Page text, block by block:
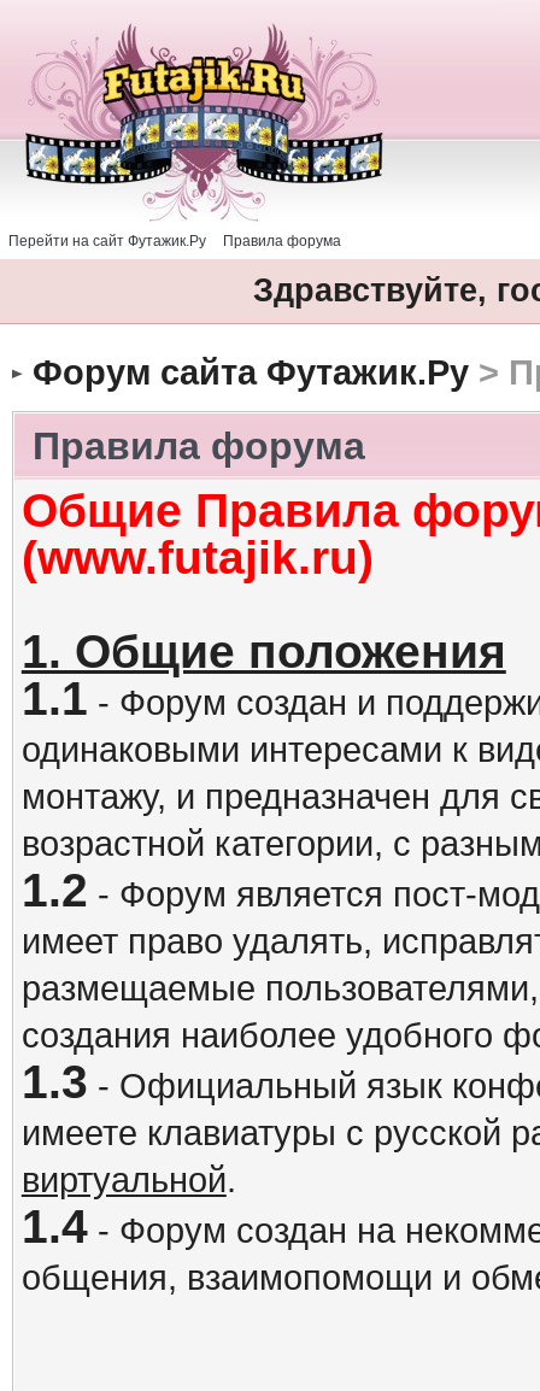
Перейти на сайт Футажик.Ру Правила форума
Здравствуйте,
Форум сайта Футажик.Ру>
Правила форума
Общие Правила
(www.futajik.ru)
1. Общие положения
1.1 - Форум создан и
одинаковыми интересами к
монтажу, и предназначен для
возрастной категории, с
1.2 - Форум является пост-
имеет право удалять,
размещаемые
создания наиболее удобного
1.3 - Официальный язык
имеете клавиатуры с русской
виртуальной.
1.4- Форум создан на
общения, взаимопомощи и